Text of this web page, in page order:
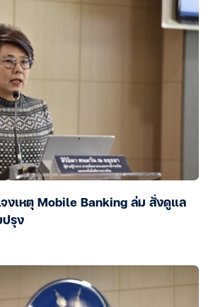
จงเหตุ Mobile Banking ล่ม สั่งดูแล
ปรุง